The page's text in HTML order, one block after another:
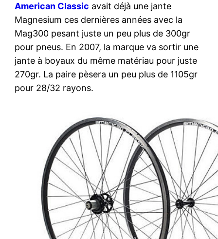
American Classic avait déjà une jante
Magnesium ces dernières années avec la
Mag300 pesant juste un peu plus de 300gr
pour pneus. En 2007, la marque va sortir une
jante à boyaux du même matériau pour juste
270gr. La paire pèsera un peu plus de 1105gr
pour 28/32 rayons.